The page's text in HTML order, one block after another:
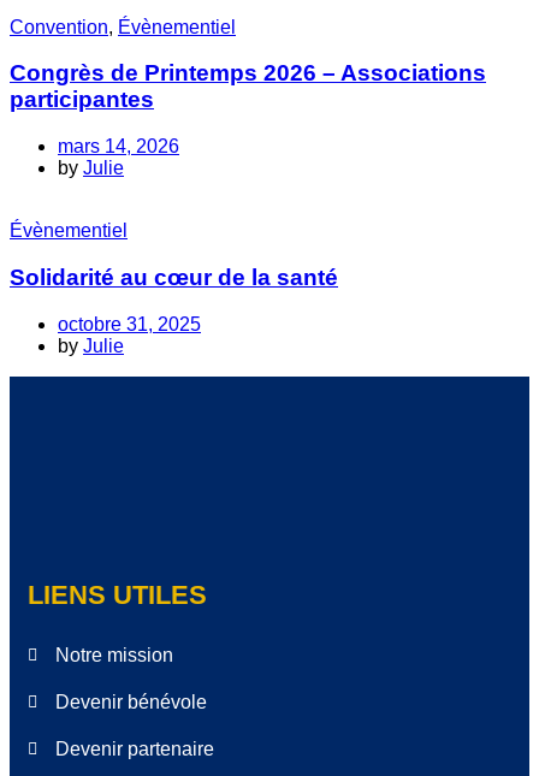
Convention, Évènementiel
Congrès de Printemps 2026 – Associations
participantes
mars 14, 2026
by Julie
Évènementiel
Solidarité au cœur de la santé
octobre 31, 2025
by Julie
LIENS UTILES
Notre mission
Devenir bénévole
Devenir partenaire